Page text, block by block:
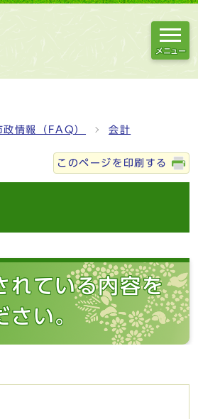
メニュー
政情報（FAQ） 会計
このページを印刷する
れている内容を
さい。